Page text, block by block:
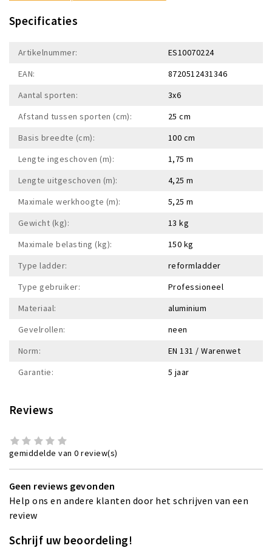
Specificaties
Artikelnummer:
ES10070224
EAN:
8720512431346
Aantal sporten:
3x6
Afstand tussen sporten (cm):
25 cm
Basis breedte (cm):
100 cm
Lengte ingeschoven (m):
1,75 m
Lengte uitgeschoven (m):
4,25 m
Maximale werkhoogte (m):
5,25 m
Gewicht (kg):
13 kg
Maximale belasting (kg):
150 kg
Type ladder:
reformladder
Type gebruiker:
Professioneel
Materiaal:
aluminium
Gevelrollen:
neen
Norm:
EN 131 / Warenwet
Garantie:
5 jaar
Reviews
gemiddelde van 0 review(s)
Geen reviews gevonden
Help ons en andere klanten door het schrijven van een
review
Schrijf uw beoordeling!